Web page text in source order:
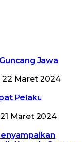
Jawa
22 Maret 2024
Pelaku
Maret 2024